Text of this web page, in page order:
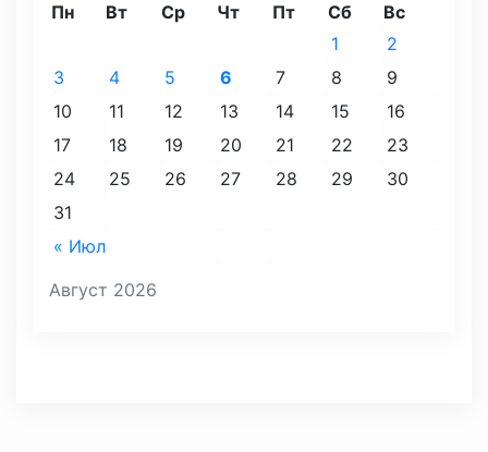
Август 2026
Пн Вт Ср Чт Пт Сб Вс
« Июл
1
2
3
4 5 6 7 8
9
10
11 12 13 14 15
16
17
18 19 20 21 22
23
24
25 26 27 28 29
30
31